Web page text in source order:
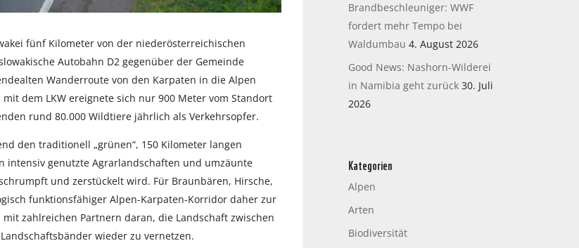
fünf Kilometer von der niederösterreichischen
Autobahn D2 gegenüber der Gemeinde
Wanderroute von den Karpaten in die Alpen
dem LKW ereignete sich nur 900 Meter vom Standort
rund 80.000 Wildtiere jährlich als Verkehrsopfer.
den traditionell „grünen“, 150 Kilometer langen
intensiv genutzte Agrarlandschaften und umzäunte
und zerstückelt wird. Für Braunbären, Hirsche,
funktionsfähiger Alpen-Karpaten-Korridor daher zur
zahlreichen Partnern daran, die Landschaft zwischen
wieder zu vernetzen.
Brandbeschleuniger: WWF
fordert mehr Tempo bei
Waldumbau 4. August 2026
Good News: Nashorn-Wilderei
in Namibia geht zurück 30. Juli
2026
Kategorien
Alpen
Arten
Biodiversität